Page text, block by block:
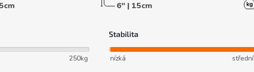
6" | 15cm
250kg
Stabilita
nízká střední